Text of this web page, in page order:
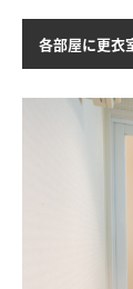
NEWS
各部屋に更衣